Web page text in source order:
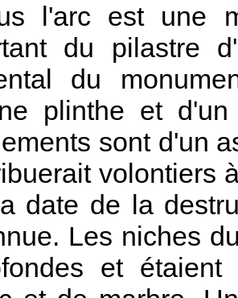
l'arc est une
du pilastre
du
plinthe et
sont d'un
volontiers
date de la
Les niches
et étaient